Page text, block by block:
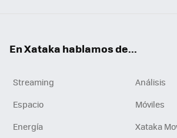
En Xataka hablamos de...
Streaming
Análisis
Espacio
Móviles
Energía
Xataka